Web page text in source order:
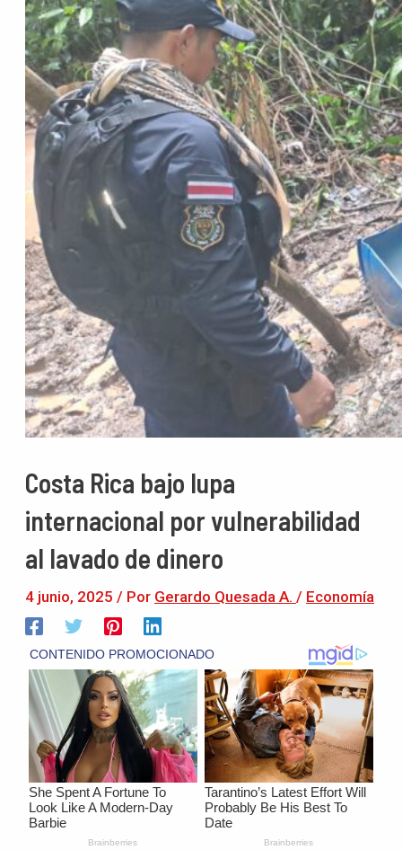
Costa Rica bajo lupa
internacional por vulnerabilidad
al lavado de dinero
4 junio, 2025 / Por Gerardo Quesada A. / Economía